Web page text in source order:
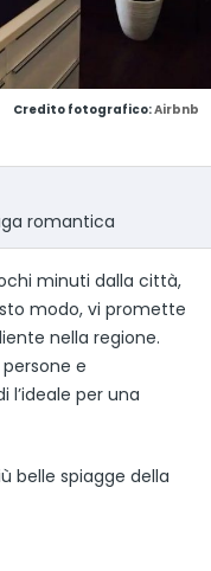
Credito fotografico:Airbnb
romantica
minuti dalla città,
modo, vi promette
nella regione.
e
per una
belle spiagge della